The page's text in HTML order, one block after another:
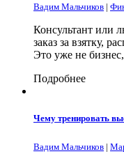
Вадим Мальчиков |
Консультант или
заказ за взятку,
Это уже не
Подробнее
Чему тренировать
Вадим Мальчиков |